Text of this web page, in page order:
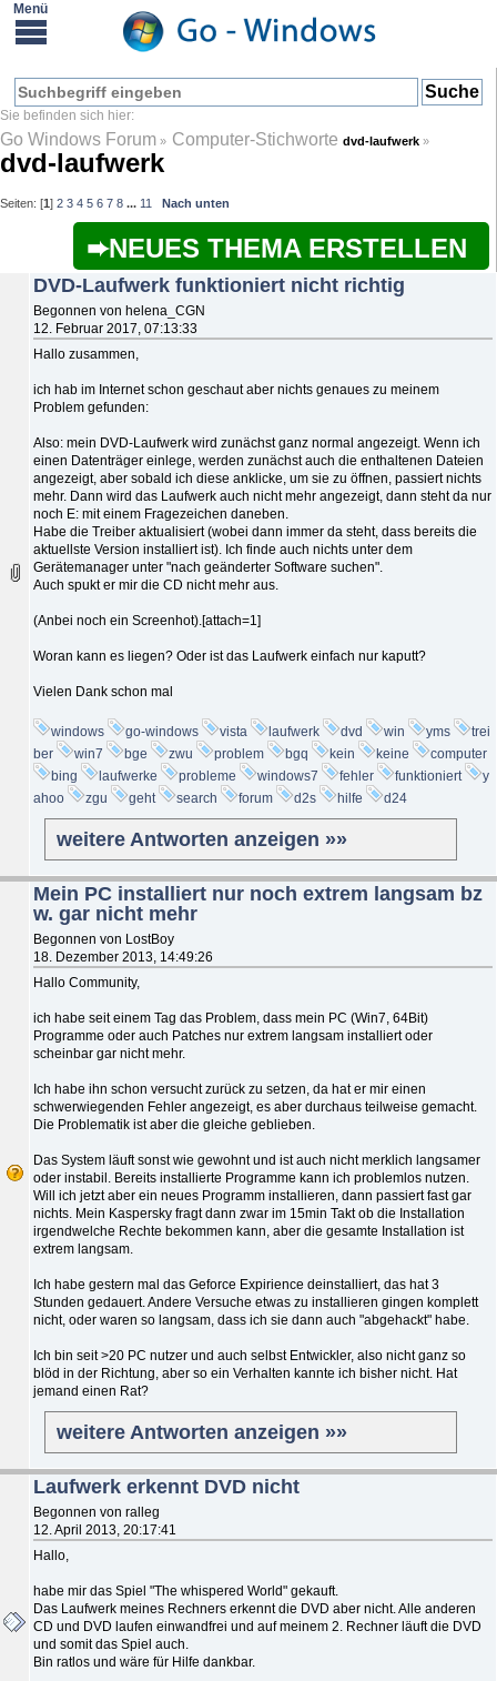
Go Windows Forum » Computer-Stichwortedvd-laufwerk »
dvd-laufwerk
Seiten: [1] 2 3 4 5 6 7 8 ... 11 Nach unten
NEUES THEMA ERSTELLEN
DVD-Laufwerk funktioniert nicht richtig
Begonnen von helena_CGN
12. Februar 2017, 07:13:33
Hallo zusammen,
ich hab im Internet schon geschaut aber nichts genaues zu meinem
Problem gefunden:
Also: mein DVD-Laufwerk wird zunächst ganz normal angezeigt. Wenn ich
einen Datenträger einlege, werden zunächst auch die enthaltenen Dateien
angezeigt, aber sobald ich diese anklicke, um sie zu öffnen, passiert nichts
mehr. Dann wird das Laufwerk auch nicht mehr angezeigt, dann steht da nur
noch E: mit einem Fragezeichen daneben.
Habe die Treiber aktualisiert (wobei dann immer da steht, dass bereits die
aktuellste Version installiert ist). Ich finde auch nichts unter dem
Gerätemanager unter "nach geänderter Software suchen".
Auch spukt er mir die CD nicht mehr aus.
(Anbei noch ein Screenhot).[attach=1]
Woran kann es liegen? Oder ist das Laufwerk einfach nur kaputt?
Vielen Dank schon mal
windows go-windows vista laufwerk dvd win yms
trei
ber
win7 bge zwu problem bgq kein keine
computer
bing
laufwerke probleme windows7 fehler funktioniert
y
ahoo
zgu geht search forum d2s hilfe d24
weitere Antworten anzeigen »»
Mein PC installiert nur noch extrem langsam bz
w. gar nicht mehr
Begonnen von LostBoy
18. Dezember 2013, 14:49:26
Hallo Community,
ich habe seit einem Tag das Problem, dass mein PC (Win7, 64Bit)
Programme oder auch Patches nur extrem langsam installiert oder
scheinbar gar nicht mehr.
Ich habe ihn schon versucht zurück zu setzen, da hat er mir einen
schwerwiegenden Fehler angezeigt, es aber durchaus teilweise gemacht.
Die Problematik ist aber die gleiche geblieben.
Das System läuft sonst wie gewohnt und ist auch nicht merklich langsamer
oder instabil. Bereits installierte Programme kann ich problemlos nutzen.
Will ich jetzt aber ein neues Programm installieren, dann passiert fast gar
nichts. Mein Kaspersky fragt dann zwar im 15min Takt ob die Installation
irgendwelche Rechte bekommen kann, aber die gesamte Installation ist
extrem langsam.
Ich habe gestern mal das Geforce Expirience deinstalliert, das hat 3
Stunden gedauert. Andere Versuche etwas zu installieren gingen komplett
nicht, oder waren so langsam, dass ich sie dann auch "abgehackt" habe.
Ich bin seit >20 PC nutzer und auch selbst Entwickler, also nicht ganz so
blöd in der Richtung, aber so ein Verhalten kannte ich bisher nicht. Hat
jemand einen Rat?
weitere Antworten anzeigen »»
Laufwerk erkennt DVD nicht
Begonnen von ralleg
12. April 2013, 20:17:41
Hallo,
habe mir das Spiel "The whispered World" gekauft.
Das Laufwerk meines Rechners erkennt die DVD aber nicht. Alle anderen
CD und DVD laufen einwandfrei und auf meinem 2. Rechner läuft die DVD
und somit das Spiel auch.
Bin ratlos und wäre für Hilfe dankbar.